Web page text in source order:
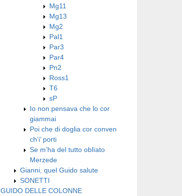
Mg11
Mg13
Mg2
Pal1
Par3
Par4
Pn2
Ross1
T6
sP
Io non pensava che lo cor
giammai
Poi che di doglia cor conven
ch’i’ porti
Se m’ha del tutto oblïato
Merzede
Gianni, quel Guido salute
SONETTI
GUIDO DELLE COLONNE